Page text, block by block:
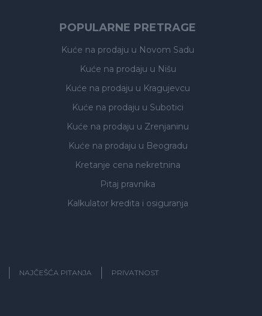
POPULARNE PRETRAGE
Kuće na prodaju u Novom Sadu
Kuće na prodaju u Nišu
Kuće na prodaju u Kragujevcu
Kuće na prodaju u Subotici
Kuće na prodaju u Zrenjaninu
Kuće na prodaju u Beogradu
Kretanje cena nekretnina
Pitaj pravnika
Kalkulator kredita i osiguranja
NAJČEŠĆA PITANJA PRIVATNOST